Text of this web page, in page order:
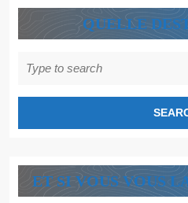
QUELLE
for:
ET SI VOUS VOUS